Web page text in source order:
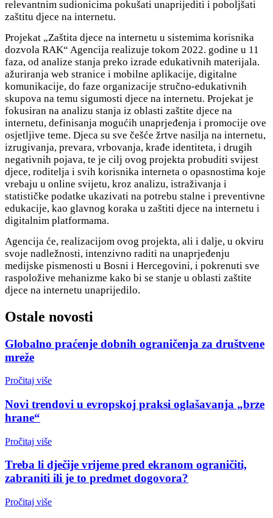
relevantnim sudionicima pokušati unaprijediti i poboljšati
zaštitu djece na internetu.
Projekat „Zaštita djece na internetu u sistemima korisnika
dozvola RAK“ Agencija realizuje tokom 2022. godine u 11
faza, od analize stanja preko izrade edukativnih materijala.
ažuriranja web stranice i mobilne aplikacije, digitalne
komunikacije, do faze organizacije stručno-edukativnih
skupova na temu sigumosti djece na internetu. Projekat je
fokusiran na analizu stanja iz oblasti zaštite djece na
internetu, definisanja mogućih unaprjeđenja i promocije ove
osjetljive teme. Djeca su sve češće žrtve nasilja na internetu,
izrugivanja, prevara, vrbovanja, krađe identiteta, i drugih
negativnih pojava, te je cilj ovog projekta probuditi svijest
djece, roditelja i svih korisnika interneta o opasnostima koje
vrebaju u online svijetu, kroz analizu, istraživanja i
statističke podatke ukazivati na potrebu stalne i preventivne
edukacije, kao glavnog koraka u zaštiti djece na internetu i
digitalnim platformama.
Agencija će, realizacijom ovog projekta, ali i dalje, u okviru
svoje nadležnosti, intenzivno raditi na unaprjeđenju
medijske pismenosti u Bosni i Hercegovini, i pokrenuti sve
raspoložive mehanizme kako bi se stanje u oblasti zaštite
djece na internetu unaprijedilo.
Ostale novosti
Globalno praćenje dobnih ograničenja za društvene
mreže
Pročitaj više
Novi trendovi u evropskoj praksi oglašavanja „brze
hrane“
Pročitaj više
Treba li dječije vrijeme pred ekranom ograničiti,
zabraniti ili je to predmet dogovora?
Pročitaj više